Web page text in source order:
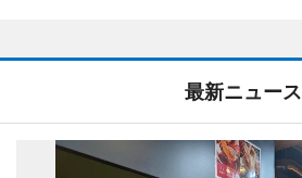
最新ニュース